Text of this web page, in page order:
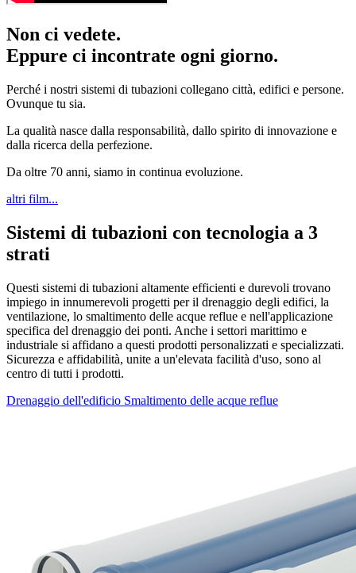
Non ci vedete.
Eppure ci incontrate ogni giorno.
Perché i nostri sistemi di tubazioni collegano città, edifici e persone.
Ovunque tu sia.
La qualità nasce dalla responsabilità, dallo spirito di innovazione e
dalla ricerca della perfezione.
Da oltre 70 anni, siamo in continua evoluzione.
altri film...
Sistemi di tubazioni con tecnologia a 3
strati
Questi sistemi di tubazioni altamente efficienti e durevoli trovano
impiego in innumerevoli progetti per il drenaggio degli edifici, la
ventilazione, lo smaltimento delle acque reflue e nell'applicazione
specifica del drenaggio dei ponti. Anche i settori marittimo e
industriale si affidano a questi prodotti personalizzati e specializzati.
Sicurezza e affidabilità, unite a un'elevata facilità d'uso, sono al
centro di tutti i prodotti.
Drenaggio dell'edificio Smaltimento delle acque reflue